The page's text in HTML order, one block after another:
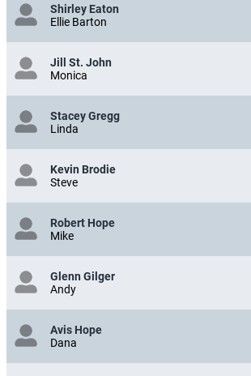
Shirley Eaton
Ellie Barton
Jill St. John
Monica
Stacey Gregg
Linda
Kevin Brodie
Steve
Robert Hope
Mike
Glenn Gilger
Andy
Avis Hope
Dana